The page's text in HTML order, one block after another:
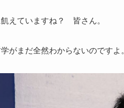
えていますね？ 皆さん。
がまだ全然わからないのですよ。